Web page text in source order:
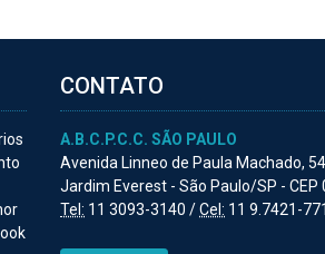
CONTATO
A.B.C.P.C.C. SÃO PAULO
Avenida Linneo de Paula Machado,
Jardim Everest - São Paulo/SP - CEP
Tel: 11 3093-3140 /Cel: 11 9.7421-